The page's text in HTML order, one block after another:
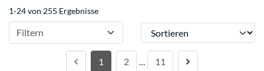
1-24 von 255 Ergebnisse
Filtern Sortieren
1 2 … 11